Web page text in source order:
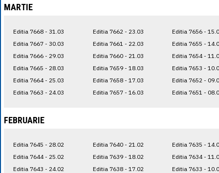
MARTIE
Editia 7668 - 31.03
Editia 7667 - 30.03
Editia 7666 - 29.03
Editia 7665 - 28.03
Editia 7664 - 25.03
Editia 7663 - 24.03
Editia 7662 - 23.03
Editia 7661 - 22.03
Editia 7660 - 21.03
Editia 7659 - 18.03
Editia 7658 - 17.03
Editia 7657 - 16.03
Editia 7656 -
Editia 7655 -
Editia 7654 -
Editia 7653 -
Editia 7652 -
Editia 7651 -
FEBRUARIE
Editia 7645 - 28.02
Editia 7644 - 25.02
Editia 7643 - 24.02
Editia 7640 - 21.02
Editia 7639 - 18.02
Editia 7638 - 17.02
Editia 7635 -
Editia 7634 -
Editia 7633 -